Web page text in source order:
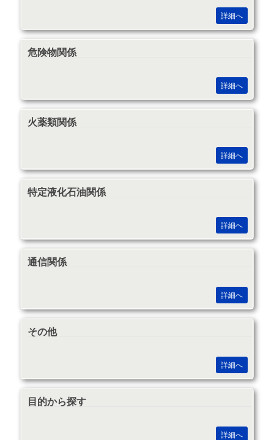
詳細へ
危険物関係
詳細へ
火薬類関係
詳細へ
特定液化石油関係
詳細へ
通信関係
詳細へ
その他
詳細へ
目的から探す
詳細へ